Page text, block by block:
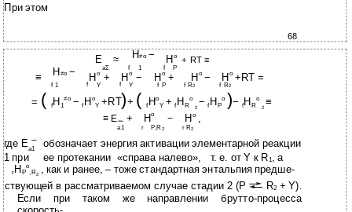
При этом
68
E
aΣ
≈
f
H≠o − H o + RT ≡
1 f P
≡ H≠o−
f
Ho +
f
Ho − Ho + Ho − Ho +RT =
f 1 Y Y f P f R2 f R2
= ( fH1
≠o −fH o
Y +RT)+ (fHo
Y +fH R
o
2 −f H P
o )− fH R
o
2 ≡
≡ E
a1
+
r
Ho − Ho
P,R2 r R2
где Ea1
обозначает энергия активации элементарной реакции
1 при
ее протекании «справа налево», т. е. от Y к R1 , а
rH P
o
,R2
, как и ранее, – тоже стандартная энтальпия предше-
ствующей в рассматриваемом случае стадии 2 (Р
R2 + Y).
Если при таком же направлении брутто-процесса